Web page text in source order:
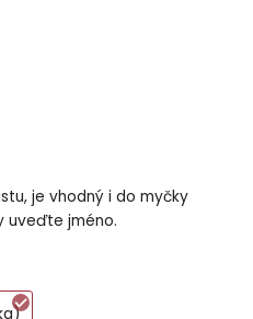
je vhodný i do myčky
uveďte jméno.